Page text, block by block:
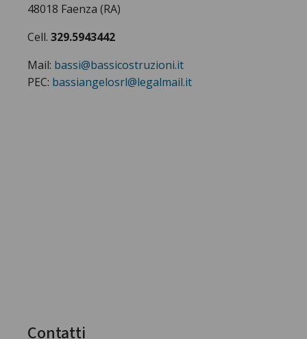
48018 Faenza (RA)
Cell. 329.5943442
Mail: bassi@bassicostruzioni.it
PEC: bassiangelosrl@legalmail.it
Contatti